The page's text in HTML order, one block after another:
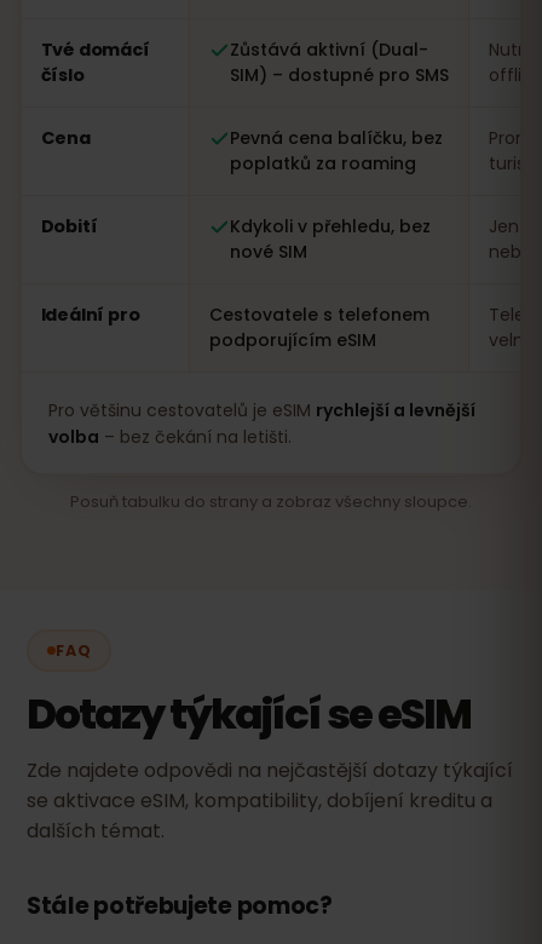
Tvé domácí
číslo
Zůstává aktivní (Dual-
SIM) – dostupné pro SMS
offline
Cena
Pevná cena balíčku, bez
poplatků za roaming
Dobití
Kdykoli v přehledu, bez
nové SIM
Jen
nebo
Ideální pro
Cestovatele s telefonem
podporujícím eSIM
velmi
Pro většinu cestovatelů je eSIM rychlejší a levnější
volba – bez čekání na letišti.
Posuň tabulku do strany a zobraz všechny sloupce.
FAQ
Dotazy týkající se eSIM
Zde najdete odpovědi na nejčastější dotazy týkající
se aktivace eSIM, kompatibility, dobíjení kreditu a
dalších témat.
Stále potřebujete pomoc?